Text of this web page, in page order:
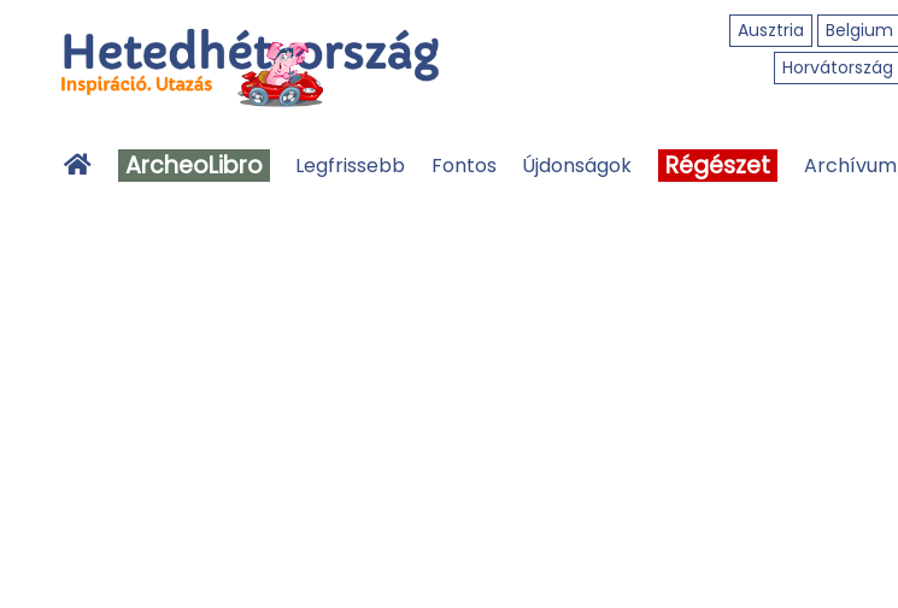
Ausztria Belgium
Horvátország
ArcheoLibro Legfrissebb Fontos Újdonságok Régészet Archívum